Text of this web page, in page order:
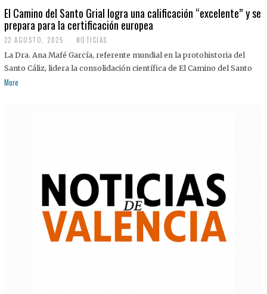
El Camino del Santo Grial logra una calificación “excelente” y se
prepara para la certificación europea
22 AGOSTO, 2025
2
A
G
NOTICIAS
La Dra. Ana Mafé García, referente mundial en la protohistoria del
Santo Cáliz, lidera la consolidación científica de El Camino del Santo
More